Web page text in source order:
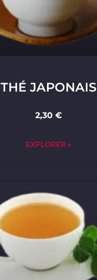
THÉ JAPONAIS
2,30 €
EXPLORER »